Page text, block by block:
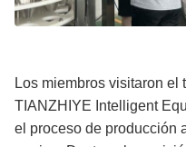
Los miembros visitaron el
TIANZHIYE Intelligent
el proceso de producción